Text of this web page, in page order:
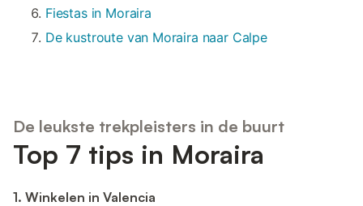
Fiestas in Moraira
De kustroute van Moraira naar Calpe
De leukste trekpleisters in de buurt
Top 7 tips in Moraira
1. Winkelen in Valencia